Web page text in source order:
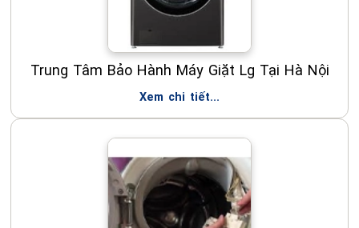
Trung Tâm Bảo Hành Máy Giặt Lg Tại Hà Nội
Xem chi tiết...